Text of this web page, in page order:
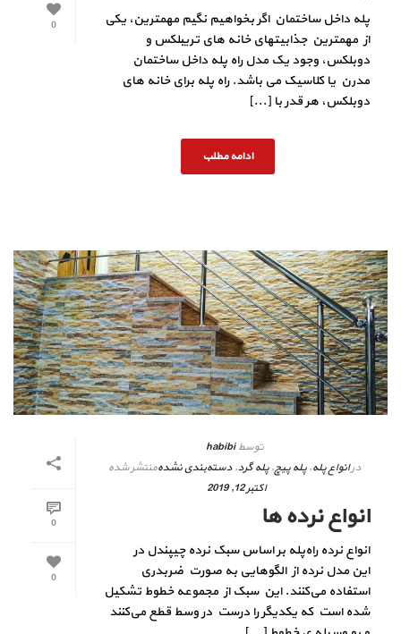
0
پله داخل ساختمان اگر بخواهیم نگیم مهمترین، یکی
از مهمترین جذابیتهای خانه های تریبلکس و
دوبلکس، وجود یک مدل راه پله داخل ساختمان
مدرن یا کلاسیک می باشد. راه پله برای خانه های
دوبلکس، هر قدر با [...]
ادامه مطلب
0
0
توسط habibi
درانواع پله,پله پیچ,پله گرد,دسته‌بندی نشدهمنتشر شده
اکتبر 12, 2019
انواع نرده ها
انواع نرده راه‌پله بر اساس سبک نرده چیپندل در
این مدل نرده از الگوهایی به صورت ضربدری
استفاده می‌کنند. این سبک از مجموعه خطوط تشکیل
شده است که یکدیگر را درست در وسط قطع می‌کنند